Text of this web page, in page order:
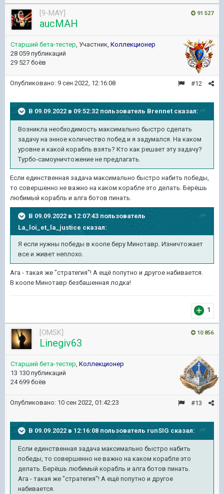
91 527
[9-MAY]
aucMAH
Старший бета-тестер, Участник, Коллекционер
28 059 публикаций
29 527 боёв
#12
Опубликовано: 9 сен 2022, 12:16:08
В 09.09.2022 в 09:52:32 пользователь Brennet сказал:
Возникла необходимость максимально быстро сделать
задачу на энное количество побед и я задумался. На каком
уровне и какой корабль взять? Кто как решает эту задачу?
Турбо-самоуничтожение не предлагать.
Если единственная задача максимально быстро набить победы,
то совершенно не важно на каком корабле это делать. Берёшь
любимый корабль и алга ботов пинать.
В 09.09.2022 в 12:07:43 пользователь
La_loi_et_la_justice сказал:
Я если нужны победы в коопе беру Минотавр. Изничтожает
все и живет неплохо.
Ага - такая же "стратегия"! А ещё попутно и другое набивается.
В коопе Минотавр безбашенная лодка!
1
10 856
[OMSK]
Linegiv63
Старший бета-тестер, Коллекционер
13 130 публикаций
24 699 боёв
#13
Опубликовано: 10 сен 2022, 01:42:23
В 09.09.2022 в 12:16:08 пользователь runSIG сказал:
Если единственная задача максимально быстро набить
победы, то совершенно не важно на каком корабле это
делать. Берёшь любимый корабль и алга ботов пинать.
Ага - такая же "стратегия"! А ещё попутно и другое
набивается.